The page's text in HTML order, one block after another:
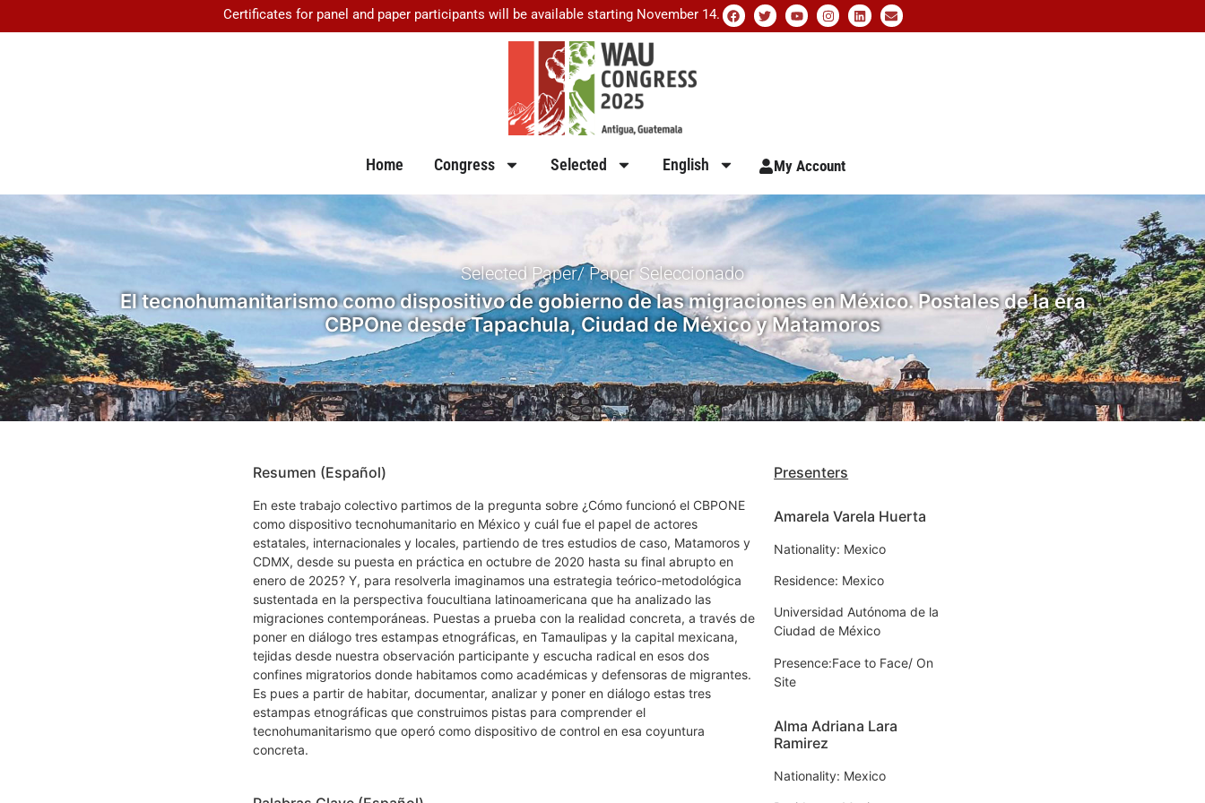
Certificates for panel and paper participants will be available starting November 14.
Home Congress Selected English My Account
Selected Paper/ Paper Seleccionado
El tecnohumanitarismo como dispositivo de gobierno de las migraciones en México. Postales de la era
CBPOne desde Tapachula, Ciudad de México y Matamoros
Resumen (Español)
En este trabajo colectivo partimos de la pregunta sobre ¿Cómo funcionó el CBPONE
como dispositivo tecnohumanitario en México y cuál fue el papel de actores
estatales, internacionales y locales, partiendo de tres estudios de caso, Matamoros y
CDMX, desde su puesta en práctica en octubre de 2020 hasta su final abrupto en
enero de 2025? Y, para resolverla imaginamos una estrategia teórico-metodológica
sustentada en la perspectiva foucultiana latinoamericana que ha analizado las
migraciones contemporáneas. Puestas a prueba con la realidad concreta, a través de
poner en diálogo tres estampas etnográficas, en Tamaulipas y la capital mexicana,
tejidas desde nuestra observación participante y escucha radical en esos dos
confines migratorios donde habitamos como académicas y defensoras de migrantes.
Es pues a partir de habitar, documentar, analizar y poner en diálogo estas tres
estampas etnográficas que construimos pistas para comprender el
tecnohumanitarismo que operó como dispositivo de control en esa coyuntura
concreta.
Presenters
Amarela Varela Huerta
Nationality: Mexico
Residence: Mexico
Universidad Autónoma de la
Ciudad de México
Presence:Face to Face/ On
Site
Alma Adriana Lara
Ramirez
Nationality: Mexico